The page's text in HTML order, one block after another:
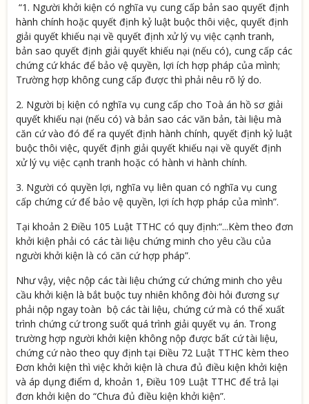
“1. Người khởi kiện có nghĩa vụ cung cấp bản sao quyết định
hành chính hoặc quyết định kỷ luật buộc thôi việc, quyết định
giải quyết khiếu nại về quyết định xử lý vụ việc cạnh tranh,
bản sao quyết định giải quyết khiếu nại (nếu có), cung cấp các
chứng cứ khác để bảo vệ quyền, lợi ích hợp pháp của mình;
Trường hợp không cung cấp được thì phải nêu rõ lý do.
2. Người bị kiện có nghĩa vụ cung cấp cho Toà án hồ sơ giải
quyết khiếu nại (nếu có) và bản sao các văn bản, tài liệu mà
căn cứ vào đó để ra quyết định hành chính, quyết định kỷ luật
buộc thôi việc, quyết định giải quyết khiếu nại về quyết định
xử lý vụ việc cạnh tranh hoặc có hành vi hành chính.
3. Người có quyền lợi, nghĩa vụ liên quan có nghĩa vụ cung
cấp chứng cứ để bảo vệ quyền, lợi ích hợp pháp của mình”.
Tại khoản 2 Điều 105 Luật TTHC có quy định:“...Kèm theo đơn
khởi kiện phải có các tài liệu chứng minh cho yêu cầu của
người khởi kiện là có căn cứ hợp pháp”.
Như vậy, việc nộp các tài liệu chứng cứ chứng minh cho yêu
cầu khởi kiện là bắt buộc tuy nhiên không đòi hỏi đương sự
phải nộp ngay toàn bộ các tài liệu, chứng cứ mà có thể xuất
trình chứng cứ trong suốt quá trình giải quyết vụ án. Trong
trường hợp người khởi kiện không nộp được bất cứ tài liệu,
chứng cứ nào theo quy định tại Điều 72 Luật TTHC kèm theo
Đơn khởi kiện thì việc khởi kiện là chưa đủ điều kiện khởi kiện
và áp dụng điểm d, khoản 1, Điều 109 Luật TTHC để trả lại
đơn khởi kiện do “Chưa đủ điều kiện khởi kiện”.